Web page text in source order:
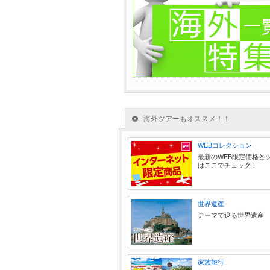
海外ツアーもオススメ！！
WEBコレクション
最新のWEB限定価格と
はここでチェック！
世界遺産
テーマで巡る世界遺産
家族旅行